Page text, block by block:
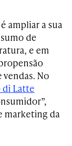
ampliar a sua
de
e em
No
di Latte
marketing da